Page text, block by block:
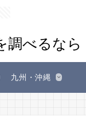
九州・沖縄